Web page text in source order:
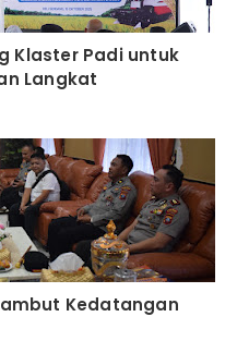
Klaster Padi untuk
Langkat
Kedatangan